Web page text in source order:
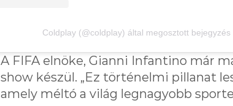
Coldplay (@coldplay) által megosztott bejegyzés
A FIFA elnöke, Gianni Infantino már
show készül. „Ez történelmi pillanat
amely méltó a világ legnagyobb